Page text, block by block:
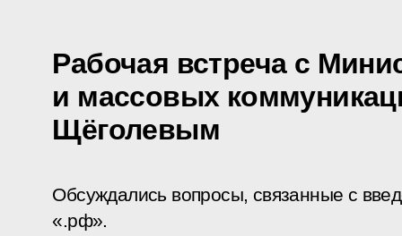
Рабочая встреча с
и массовых
Щёголевым
Обсуждались вопросы, связанные с
«.рф».